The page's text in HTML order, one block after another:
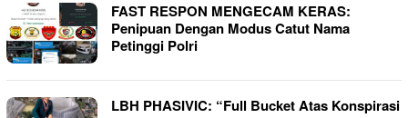
FAST RESPON MENGECAM KERAS:
Penipuan Dengan Modus Catut Nama
Petinggi Polri
LBH PHASIVIC: “Full Bucket Atas Konspirasi